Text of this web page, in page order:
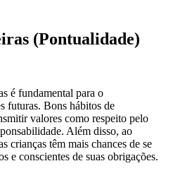
(Pontualidade)
é fundamental para o
futuras. Bons hábitos de
valores como respeito pelo
Além disso, ao
crianças têm mais chances de se
e conscientes de suas obrigações.